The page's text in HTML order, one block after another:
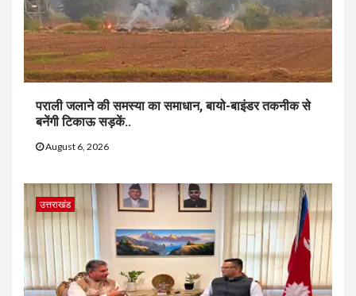
पराली जलाने की समस्या का समाधान, बायो-बाइंडर तकनीक से
बनेंगी टिकाऊ सड़कें..
August 6, 2026
उत्तराखंड